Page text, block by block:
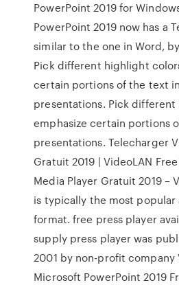
PowerPoint 2019 for
PowerPoint 2019 now has a
similar to the one in Word,
Pick different highlight
certain portions of the text
presentations. Pick
emphasize certain portions
presentations. Telecharger
Gratuit 2019 | VideoLAN
Media Player Gratuit 2019 –
is typically the most
format. free press player
supply press player was
2001 by non-profit company
Microsoft PowerPoint 2019